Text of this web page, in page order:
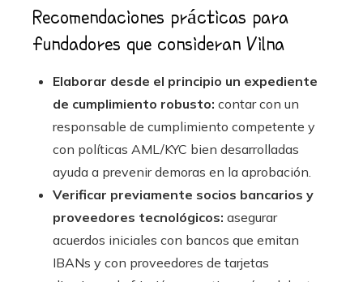
Recomendaciones prácticas para
fundadores que consideran Vilna
Elaborar desde el principio un expediente
de cumplimiento robusto: contar con un
responsable de cumplimiento competente y
con políticas AML/KYC bien desarrolladas
ayuda a prevenir demoras en la aprobación.
Verificar previamente socios bancarios y
proveedores tecnológicos: asegurar
acuerdos iniciales con bancos que emitan
IBANs y con proveedores de tarjetas